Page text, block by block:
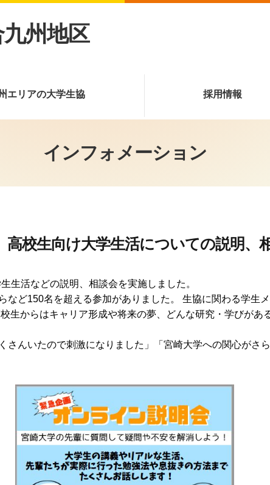
州地区
エリアの大学生協 採用情報
インフォメーション
校生向け大学生活についての説明、
生活などの説明、相談会を実施しました。
など150名を超える参加がありました。 生協に関わる学生
生からはキャリア形成や将来の夢、どんな研究・学びがあ
さんいたので刺激になりました」「宮崎大学への関心がさ